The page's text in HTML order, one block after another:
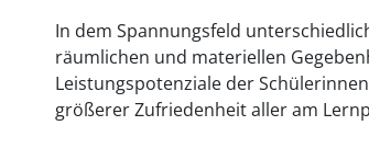
In dem Spannungsfeld
räumlichen und materiellen
Leistungspotenziale der
größerer Zufriedenheit aller am